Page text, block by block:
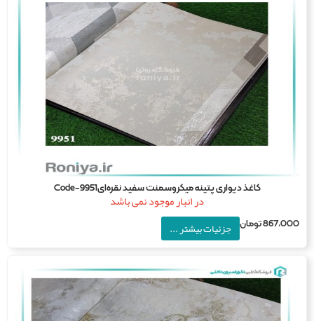
کاغذ دیواری پتینه میکروسمنت سفید نقره‌ایCode-9951
در انبار موجود نمی باشد
تومان جزئیات بیشتر ...